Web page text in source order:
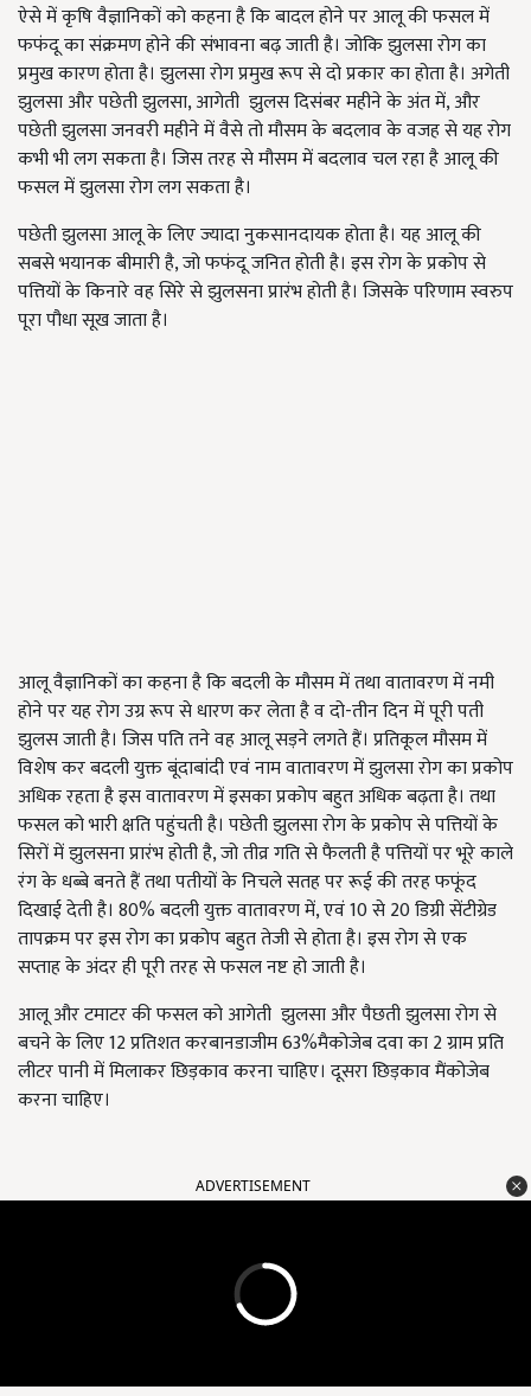
ऐसे में कृषि वैज्ञानिकों को कहना है कि बादल होने पर आलू की फसल में
फफंदू का संक्रमण होने की संभावना बढ़ जाती है। जोकि झुलसा रोग का
प्रमुख कारण होता है। झुलसा रोग प्रमुख रूप से दो प्रकार का होता है। अगेती
झुलसा और पछेती झुलसा, आगेती झुलस दिसंबर महीने के अंत में, और
पछेती झुलसा जनवरी महीने में वैसे तो मौसम के बदलाव के वजह से यह रोग
कभी भी लग सकता है। जिस तरह से मौसम में बदलाव चल रहा है आलू की
फसल में झुलसा रोग लग सकता है।
पछेती झुलसा आलू के लिए ज्यादा नुकसानदायक होता है। यह आलू की
सबसे भयानक बीमारी है, जो फफंदू जनित होती है। इस रोग के प्रकोप से
पत्तियों के किनारे वह सिरे से झुलसना प्रारंभ होती है। जिसके परिणाम स्वरुप
पूरा पौधा सूख जाता है।
आलू वैज्ञानिकों का कहना है कि बदली के मौसम में तथा वातावरण में नमी
होने पर यह रोग उग्र रूप से धारण कर लेता है व दो-तीन दिन में पूरी पती
झुलस जाती है। जिस पति तने वह आलू सड़ने लगते हैं। प्रतिकूल मौसम में
विशेष कर बदली युक्त बूंदाबांदी एवं नाम वातावरण में झुलसा रोग का प्रकोप
अधिक रहता है इस वातावरण में इसका प्रकोप बहुत अधिक बढ़ता है। तथा
फसल को भारी क्षति पहुंचती है। पछेती झुलसा रोग के प्रकोप से पत्तियों के
सिरों में झुलसना प्रारंभ होती है, जो तीव्र गति से फैलती है पत्तियों पर भूरे काले
रंग के धब्बे बनते हैं तथा पतीयों के निचले सतह पर रूई की तरह फफूंद
दिखाई देती है। 80% बदली युक्त वातावरण में, एवं 10 से 20 डिग्री सेंटीग्रेड
तापक्रम पर इस रोग का प्रकोप बहुत तेजी से होता है। इस रोग से एक
सप्ताह के अंदर ही पूरी तरह से फसल नष्ट हो जाती है।
आलू और टमाटर की फसल को आगेती झुलसा और पैछती झुलसा रोग से
बचने के लिए 12 प्रतिशत करबानडाजीम 63%मैकोजेब दवा का 2 ग्राम प्रति
लीटर पानी में मिलाकर छिड़काव करना चाहिए। दूसरा छिड़काव मैंकोजेब
करना चाहिए।
ADVERTISEMENT